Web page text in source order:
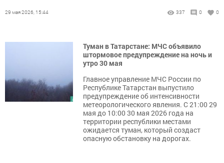
29 мая 2026, 15:44 337 0 0
Туман в Татарстане: МЧС объявило
штормовое предупреждение на ночь и
утро 30 мая
Главное управление МЧС России по
Республике Татарстан выпустило
предупреждение об интенсивности
метеорологического явления. С 21:00 29
мая до 10:00 30 мая 2026 года на
территории республики местами
ожидается туман, который создаст
опасную обстановку на дорогах.